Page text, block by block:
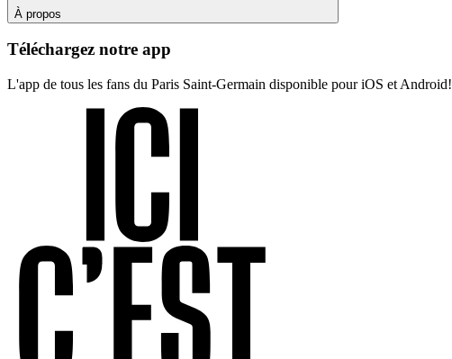
À propos
Téléchargez notre app
L'app de tous les fans du Paris Saint-Germain disponible pour iOS et Android!